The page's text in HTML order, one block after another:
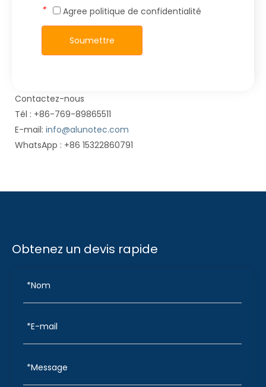
* Agree politique de confidentialité
Soumettre
Contactez-nous
Tél : +86-769-89865511
E-mail: info@alunotec.com
WhatsApp : +86 15322860791
Obtenez un devis rapide